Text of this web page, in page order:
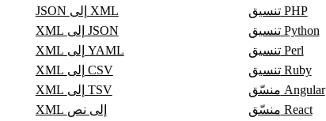
JSON إلى XML
XML إلى JSON
XML إلى YAML
XML إلى CSV
XML إلى TSV
XML إلى نص
تنسيق PHP
تنسيق Python
تنسيق Perl
تنسيق Ruby
منسّق Angular
منسّق React